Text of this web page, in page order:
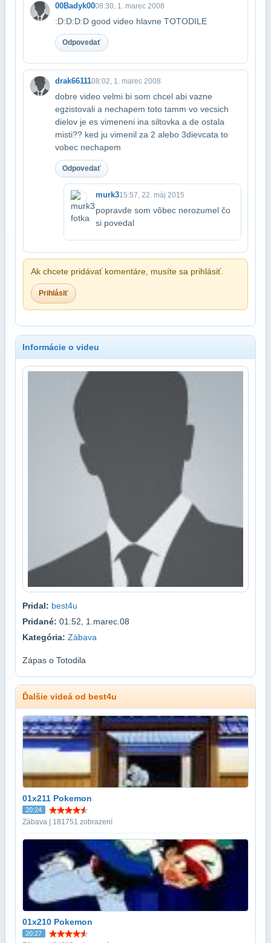
00Badyk0008:30, 1. marec 2008
:D:D:D:D good video hlavne TOTODILE
Odpovedať
drak6611108:02, 1. marec 2008
dobre video velmi bi som chcel abi vazne
egzistovali a nechapem toto tamm vo vecsich​
dielov je es vimeneni ina siltovka a de ostala
misti?? ked ju vimenil za 2 alebo 3​dievcata to
vobec nechapem
Odpovedať
murk315:57, 22. máj 2015
popravde som vôbec nerozumel čo
si povedal
Ak chcete pridávať komentáre, musíte sa prihlásiť.
Prihlásiť
Informácie o videu
Pridal: best4u
Pridané: 01:52, 1.marec.08
Kategória: Zábava
Zápas o Totodila
Ďalšie videá od best4u
01x211 Pokemon
20:24
Zábava | 181751 zobrazení
01x210 Pokemon
20:27